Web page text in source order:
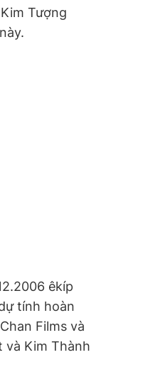
Tượng
êkíp
tính hoàn
Films và
và Kim Thành